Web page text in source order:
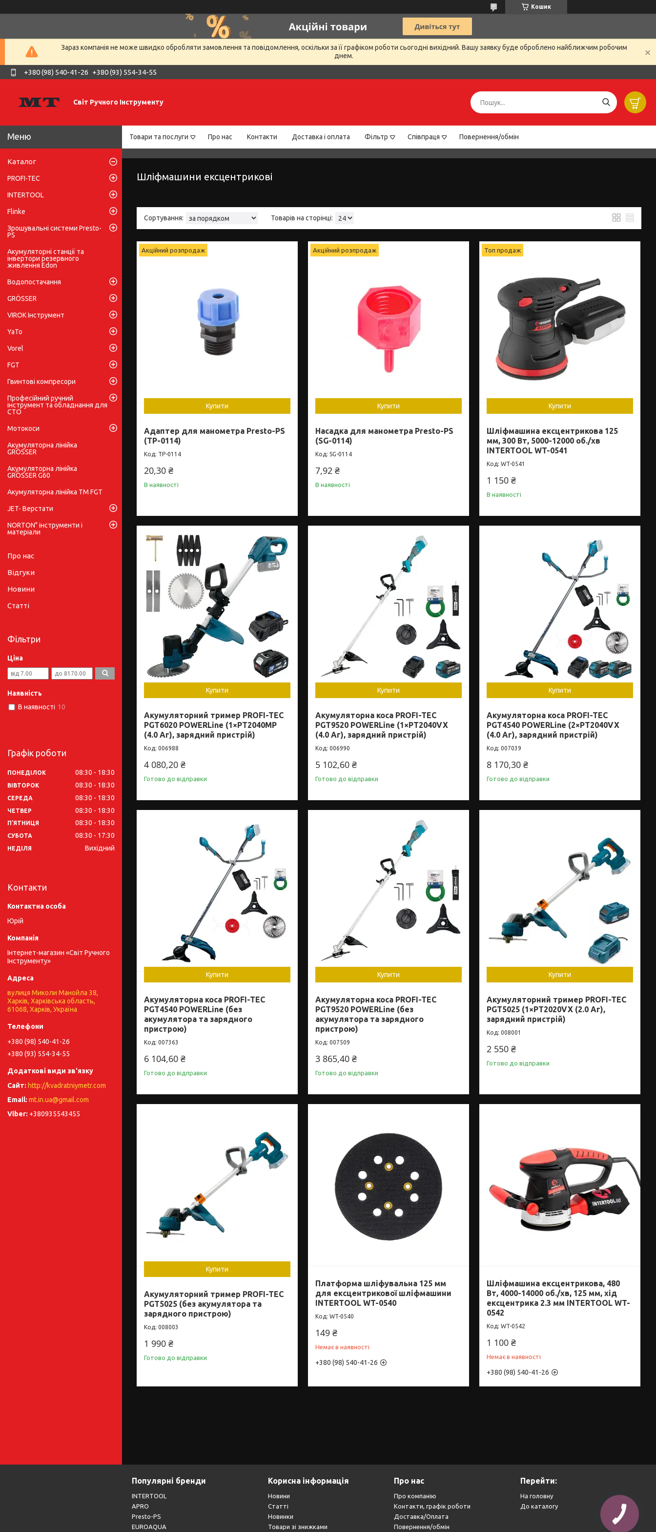
Кошик
Зараз компанія не може швидко обробляти замовлення та повідомлення, оскільки за її графіком роботи сьогодні вихідний. Вашу заявку буде оброблено найближчим робочим
днем.
+380 (98) 540-41-26 +380 (93) 554-34-55
Світ Ручного Інструменту
Товари та послуги Про нас Контакти Доставка і оплата Фільтр Співпраця Повернення/обмін
Шліфмашини ексцентрикові
Акційний розпродаж
Купити
Адаптер для манометра Presto-PS
(TP-0114)
TP-0114
20,30 ₴
В наявності
Акційний розпродаж
Купити
Насадка для манометра Presto-PS
(SG-0114)
SG-0114
7,92 ₴
В наявності
Топ продаж
Купити
Шліфмашина ексцентрикова 125
мм, 300 Вт, 5000-12000 об./хв
INTERTOOL WT-0541
WT-0541
1 150 ₴
В наявності
Купити
Акумуляторний тример PROFI-TEC
PGT6020 POWERLine (1×PT2040MP
(4.0 Аг), зарядний пристрій)
006988
4 080,20 ₴
Готово до відправки
Купити
Акумуляторна коса PROFI-TEC
PGT9520 POWERLine (1×PT2040VX
(4.0 Аг), зарядний пристрій)
006990
5 102,60 ₴
Готово до відправки
Купити
Акумуляторна коса PROFI-TEC
PGT4540 POWERLine (2×PT2040VX
(4.0 Аг), зарядний пристрій)
007039
8 170,30 ₴
Готово до відправки
Купити
Акумуляторна коса PROFI-TEC
PGT4540 POWERLine (без
акумулятора та зарядного
пристрою)
007363
6 104,60 ₴
Готово до відправки
Купити
Акумуляторна коса PROFI-TEC
PGT9520 POWERLine (без
акумулятора та зарядного
пристрою)
007509
3 865,40 ₴
Готово до відправки
Купити
Акумуляторний тример PROFI-TEC
PGT5025 (1×PT2020VX (2.0 Аг),
зарядний пристрій)
008001
2 550 ₴
Готово до відправки
Купити
Акумуляторний тример PROFI-TEC
PGT5025 (без акумулятора та
зарядного пристрою)
008003
1 990 ₴
Готово до відправки
Платформа шліфувальна 125 мм
для ексцентрикової шліфмашини
INTERTOOL WT-0540
WT-0540
149 ₴
Немає в наявності
+380 (98) 540-41-26
Шліфмашина ексцентрикова, 480
Вт, 4000-14000 об./хв, 125 мм, хід
ексцентрика 2.3 мм INTERTOOL WT-
0542
WT-0542
1 100 ₴
Немає в наявності
+380 (98) 540-41-26
Каталог
PROFI-TEC
INTERTOOL
Flinke
Зрошувальні системи Presto-
PS
Акумуляторні станції та
інвертори резервного
живлення Edon
Водопостачання
GRÖSSER
VIROK Інструмент
YaTo
Vorel
FGT
Гвинтові компресори
Професійний ручний
інструмент та обладнання для
СТО
Мотокоси
Акумуляторна лінійка
GRÖSSER
Акумуляторна лінійка
GRÖSSER G60
Акумуляторна лінійка ТМ FGT
JET- Верстати
NORTON" інструменти і
матеріали
Про нас
Відгуки
Новини
Статті
Фільтри
Ціна
Наявність
В наявності 10
Графік роботи
ПОНЕДІЛОК 08:30 18:30
ВІВТОРОК 08:30 18:30
СЕРЕДА 08:30 18:30
ЧЕТВЕР 08:30 18:30
ПʼЯТНИЦЯ 08:30 18:30
СУБОТА 08:30 17:30
НЕДІЛЯ Вихідний
Контакти
Юрій
Інтернет-магазин «Світ Ручного
Інструменту»
вулиця Миколи Манойла 38,
Харків, Харківська область,
61068, Харків, Україна
+380 (98) 540-41-26
+380 (93) 554-34-55
http://kvadratniymetr.com
mt.in.ua@gmail.com
+380935543455
Популярні бренди
INTERTOOL
APRO
Presto-PS
EUROAQUA
Корисна інформація
Новини
Статті
Новинки
Товари зі знижками
Про нас
Про компанію
Контакти, графік роботи
Доставка/Оплата
Повернення/обмін
Перейти:
На головну
До каталогу